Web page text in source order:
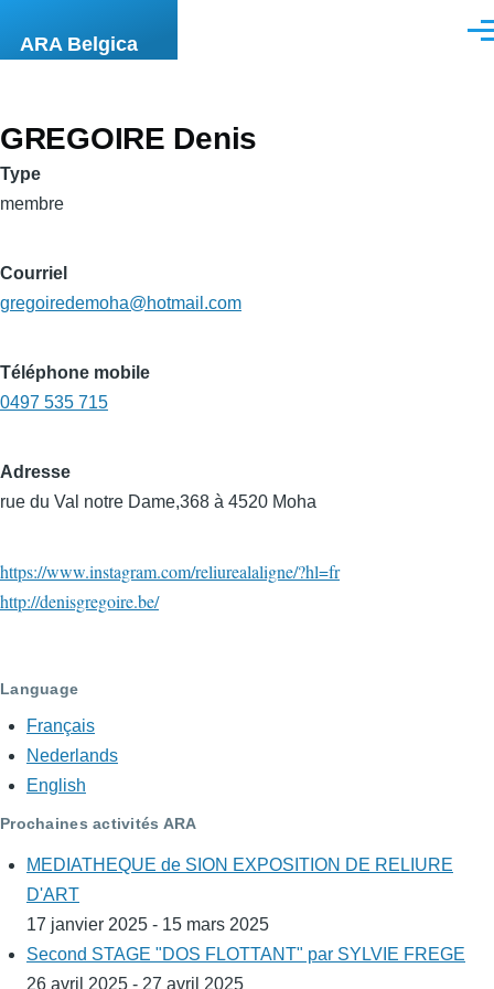
ARA Belgica
GREGOIRE Denis
Type
membre
Courriel
gregoiredemoha@hotmail.com
Téléphone mobile
0497 535 715
Adresse
rue du Val notre Dame,368 à 4520 Moha
https://www.instagram.com/reliurealaligne/?hl=fr
http://denisgregoire.be/
Language
Français
Nederlands
English
Prochaines activités ARA
MEDIATHEQUE de SION EXPOSITION DE RELIURE
D'ART
17 janvier 2025 - 15 mars 2025
Second STAGE "DOS FLOTTANT" par SYLVIE FREGE
26 avril 2025 - 27 avril 2025